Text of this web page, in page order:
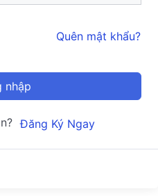
Quên mật khẩu?
nhập
Đăng Ký Ngay